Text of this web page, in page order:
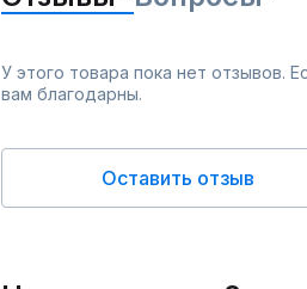
У этого товара пока нет отзывов.
вам благодарны.
Оставить отзыв